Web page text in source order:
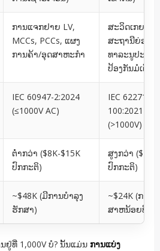
ການແຈກຢາຍ LV,
MCCs, PCCs, ແຜງ
ການຄ້າ/ອຸດສາຫະກໍາ
ສະວິດເກຍ
ສະຖານີຍ່ອຍຂ
ທາລະນູປະໂພ
ປ້ອງກັນມໍເຕີ
IEC 60947-2:2024
(≤1000V AC)
IEC 62271-
(>1000V)
ຕ່ໍາກວ່າ ($8K-$15K
ປົກກະຕິ)
ສູງກວ່າ
ປົກກະຕິ)
~$48K (ມີການບໍາລຸງ
ຮັກສາ)
~$24K (ການ
ສາຫນ້ອຍທີ່ສຸ
ຢູ່ທີ່ 1,000V ບໍ? ນັ້ນແມ່ນ ການແບ່ງ